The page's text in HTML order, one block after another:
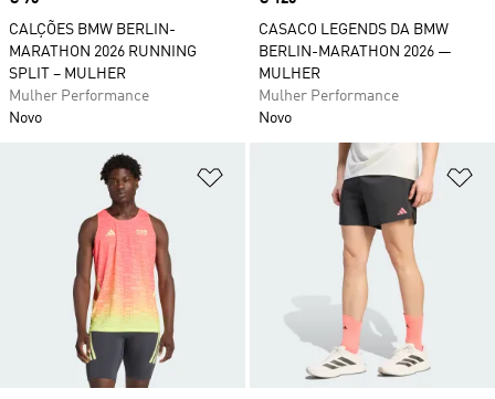
CALÇÕES BMW BERLIN-
MARATHON 2026 RUNNING
SPLIT – MULHER
Mulher Performance
Novo
CASACO LEGENDS DA BMW
BERLIN-MARATHON 2026 —
MULHER
Mulher Performance
Novo
Adicionar à Lista de Desejos